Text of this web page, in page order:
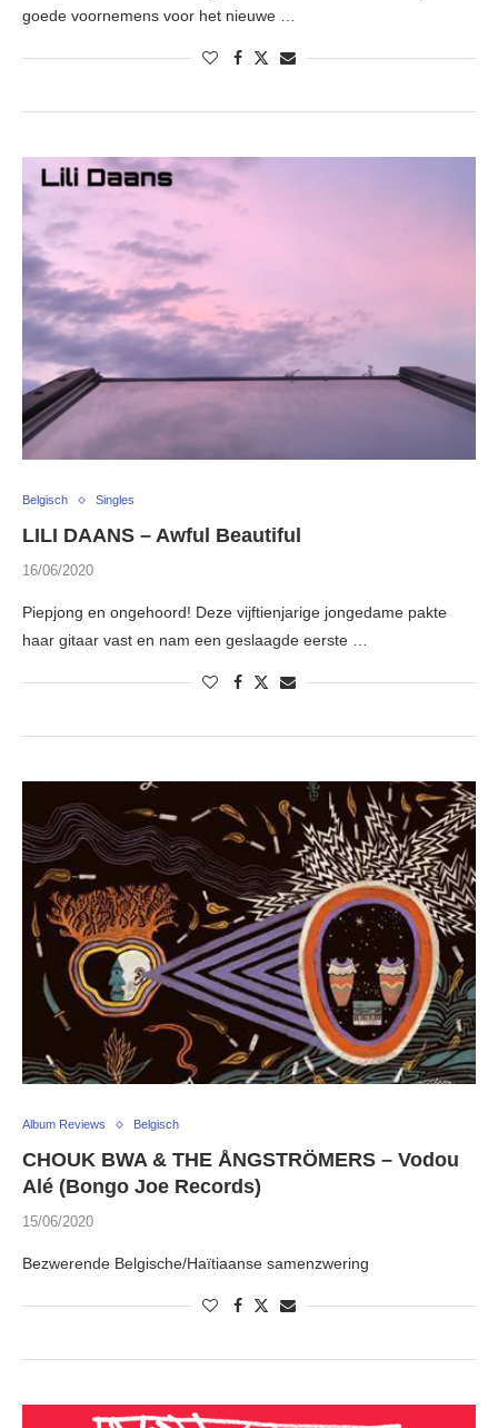
goede voornemens voor het nieuwe …
Belgisch Singles
LILI DAANS – Awful Beautiful
16/06/2020
Piepjong en ongehoord! Deze vijftienjarige jongedame pakte
haar gitaar vast en nam een geslaagde eerste …
Album Reviews Belgisch
CHOUK BWA & THE ÅNGSTRÖMERS – Vodou
Alé (Bongo Joe Records)
15/06/2020
Bezwerende Belgische/Haïtiaanse samenzwering